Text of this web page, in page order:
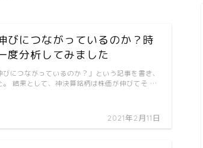
びにつながっているのか？時
度分析してみました
2021年2月11日
につながっているのか？」という記事を書き、
。 結果として、神決算銘柄は株価が伸びてそ …